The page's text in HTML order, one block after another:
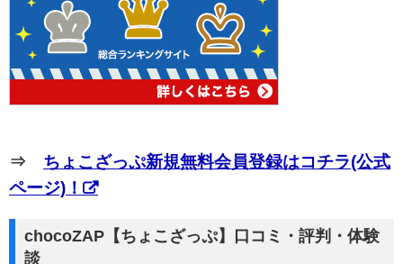
⇒ ちょこざっぷ新規無料会員登録はコチラ(公式
ページ)！
chocoZAP【ちょこざっぷ】口コミ・評判・体験
談